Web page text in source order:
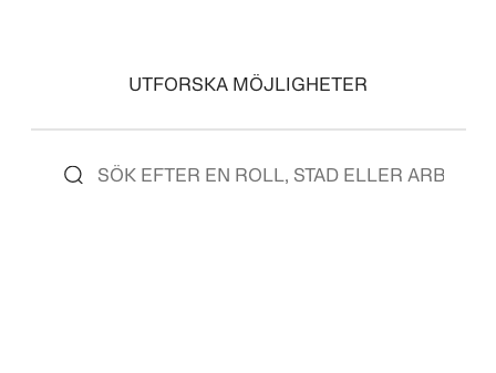
UTFORSKA MÖJLIGHETER